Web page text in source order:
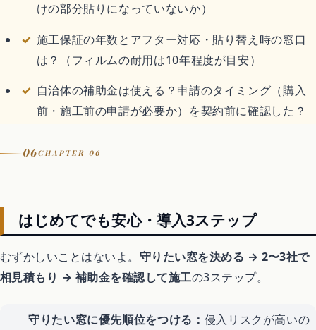
けの部分貼りになっていないか）
施工保証の年数とアフター対応・貼り替え時の窓口
は？（フィルムの耐用は10年程度が目安）
自治体の補助金は使える？申請のタイミング（購入
前・施工前の申請が必要か）を契約前に確認した？
06CHAPTER 06
はじめてでも安心・導入3ステップ
むずかしいことはないよ。 守りたい窓を決める → 2〜3社で
相見積もり → 補助金を確認して施工の3ステップ。
守りたい窓に優先順位をつける： 侵入リスクが高いの